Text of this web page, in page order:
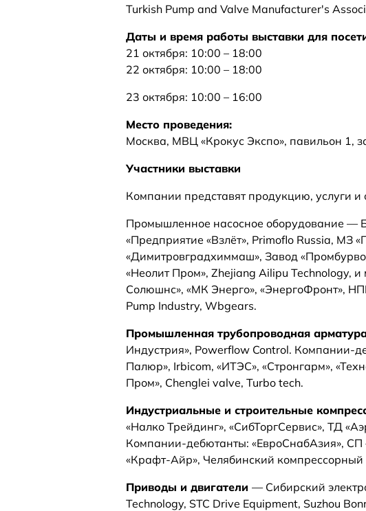
Turkish Pump and Valve Manufacturer's
Даты и время работы выставки для
21 октября: 10:00 – 18:00
22 октября: 10:00 – 18:00
23 октября: 10:00 – 16:00
Место проведения:
Москва, МВЦ «Крокус Экспо», павильон 1,
Участники выставки
Компании представят продукцию, услуги
Промышленное насосное оборудование —
«Предприятие «Взлёт», Primoflo Russia, МЗ
«Димитровградхиммаш», Завод
«Неолит Пром», Zhejiang Ailipu Technology,
Солюшнс», «МК Энерго», «ЭнергоФронт»,
Pump Industry, Wbgears.
Промышленная трубопроводная
Индустрия», Powerflow Control. Компании-
Палюр», Irbicom, «ИТЭС», «Стронгарм»,
Пром», Сhenglei valve, Turbo tech.
Индустриальные и строительные
«Налко Трейдинг», «СибТоргСервис», ТД
Компании-дебютанты: «ЕвроСнабАзия», СП
«Крафт-Айр», Челябинский компрессорный
Приводы и двигатели — Сибирский
Technology, STC Drive Equipment, Suzhou